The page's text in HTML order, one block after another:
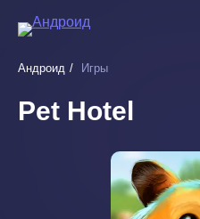
основному
Андроид Игры
Pet Hotel